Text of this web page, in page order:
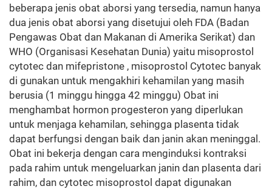
beberapa jenis obat aborsi yang tersedia, namun hanya
dua jenis obat aborsi yang disetujui oleh FDA (Badan
Pengawas Obat dan Makanan di Amerika Serikat) dan
WHO (Organisasi Kesehatan Dunia) yaitu misoprostol
cytotec dan mifepristone , misoprostol Cytotec banyak
di gunakan untuk mengakhiri kehamilan yang masih
berusia (1 minggu hingga 42 minggu) Obat ini
menghambat hormon progesteron yang diperlukan
untuk menjaga kehamilan, sehingga plasenta tidak
dapat berfungsi dengan baik dan janin akan meninggal.
Obat ini bekerja dengan cara menginduksi kontraksi
pada rahim untuk mengeluarkan janin dan plasenta dari
rahim, dan cytotec misoprostol dapat digunakan